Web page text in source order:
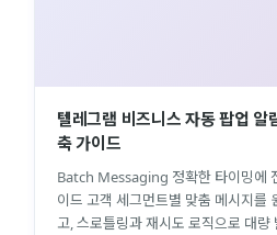
텔레그램 비즈니스 자동 팝업 알
축 가이드
Batch Messaging 정확한 타이밍에
이드 고객 세그먼트별 맞춤 메시지를
고, 스로틀링과 재시도 로직으로 대량